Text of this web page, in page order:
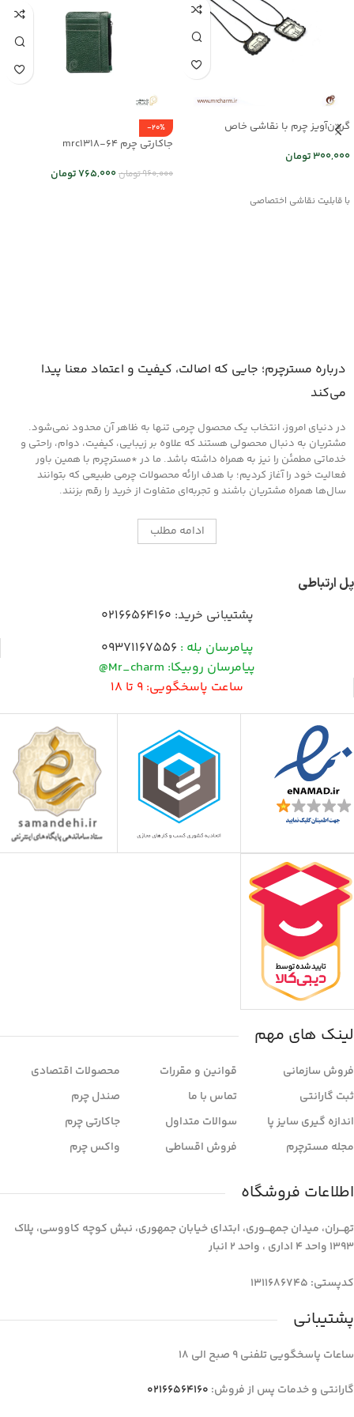
گردن‌آویز چرم با نقاشی خاص
300,000تومان
با قابلیت نقاشی اختصاصی
-20%
جاکارتی چرم mrc1318-64
960,000تومان765,000تومان
درباره مسترچرم؛ جایی که اصالت، کیفیت و اعتماد معنا پیدا
می‌کند
در دنیای امروز، انتخاب یک محصول چرمی تنها به ظاهر آن محدود نمی‌شود.
مشتریان به دنبال محصولی هستند که علاوه بر زیبایی، کیفیت، دوام، راحتی و
خدماتی مطمئن را نیز به همراه داشته باشد. ما در *مسترچرم با همین باور
فعالیت خود را آغاز کردیم؛ با هدف ارائه محصولات چرمی طبیعی که بتوانند
سال‌ها همراه مشتریان باشند و تجربه‌ای متفاوت از خرید را رقم بزنند.
ادامه مطلب
پل ارتباطی
پشتیبانی خرید: 02166564160
پیامرسان بله : 09371167556
پیامرسان روبیکا: Mr_charm@
ساعت پاسخگویی: 9 تا 18
لینک های مهم
فروش سازمانی
ثبت گارانتی
اندازه گیری سایز پا
مجله مسترچرم
قوانین و مقررات
تماس با ما
سوالات متداول
فروش اقساطی
محصولات اقتصادی
صندل چرم
جاکارتی چرم
واکس چرم
اطلاعات فروشگاه
تهـــران، میدان جمهـــوری، ابتدای خیابان جمهوری، نبش کوچه کاووسی، پلاک
1393 واحد 4 اداری ، واحد 2 انبار
کدپستی: 1311686745
پشتیبانی
ساعات پاسخگویی تلفنی 9 صبح الی 18
گارانتی و خدمات پس از فروش: 02166564160